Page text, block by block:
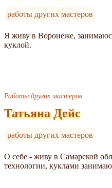
работы других мастеров
Я живу в Воронеже,
куклой.
Работы других мастеров
Татьяна Дейс
работы других мастеров
О себе - живу в Самарской
технологии, куклами